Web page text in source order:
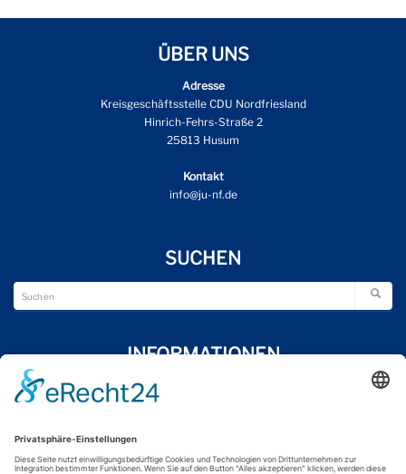
ÜBER UNS
Adresse
Kreisgeschäftsstelle CDU Nordfriesland
Hinrich-Fehrs-Straße 2
25813 Husum
Kontakt
info@ju-nf.de
SUCHEN
INFORMATIONEN